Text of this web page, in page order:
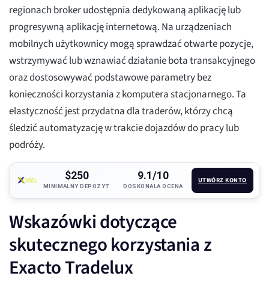
regionach broker udostępnia dedykowaną aplikację lub
progresywną aplikację internetową. Na urządzeniach
mobilnych użytkownicy mogą sprawdzać otwarte pozycje,
wstrzymywać lub wznawiać działanie bota transakcyjnego
oraz dostosowywać podstawowe parametry bez
konieczności korzystania z komputera stacjonarnego. Ta
elastyczność jest przydatna dla traderów, którzy chcą
śledzić automatyzację w trakcie dojazdów do pracy lub
podróży.
$250
MINIMALNY DEPOZYT
9.1/10
DOSKONAŁA OCENA
UTWÓRZ KONTO
Wskazówki dotyczące
skutecznego korzystania z
Exacto Tradelux